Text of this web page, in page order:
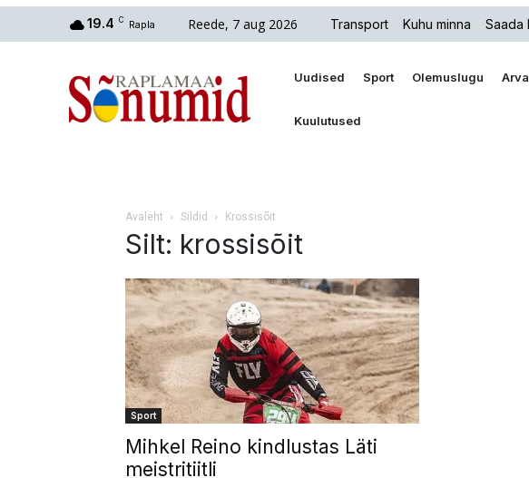
19.4 C Rapla Reede, 7 aug 2026 Transport Kuhu minna Saada
Uudised Sport Olemuslugu
Kuulutused
Avaleht Sildid Krossisõit
Silt: krossisõit
Sport
Mihkel Reino kindlustas Läti
meistritiitli